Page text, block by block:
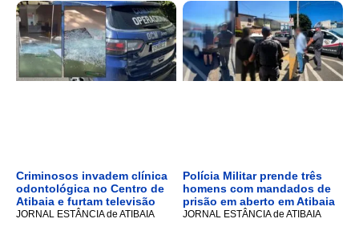
Criminosos invadem clínica
odontológica no Centro de
Atibaia e furtam televisão
JORNAL ESTÂNCIA de ATIBAIA
Polícia Militar prende três
homens com mandados de
prisão em aberto em Atibaia
JORNAL ESTÂNCIA de ATIBAIA